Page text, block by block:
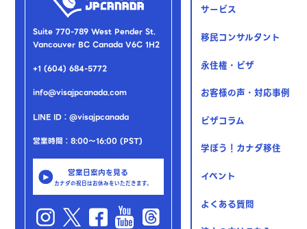
Suite 770-789 West Pender St.
Vancouver BC Canada V6C 1H2
+1 (604) 684-5772
info@visajpcanada.com
LINE ID：@visajpcanada
営業時間：8:00～16:00 (PST)
営業日案内を見る
カナダの祝日はお休みをいただきます。
サービス
移民コンサルタント
永住権・ビザ
お客様の声・対応事例
ビザコラム
学ぼう！カナダ移住
イベント
よくある質問